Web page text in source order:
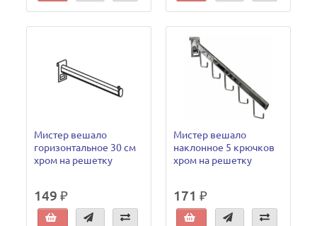
Мистер вешало
горизонтальное 30 см
хром на решетку
149 ₽
Мистер вешало
наклонное 5 крючков
хром на решетку
171 ₽